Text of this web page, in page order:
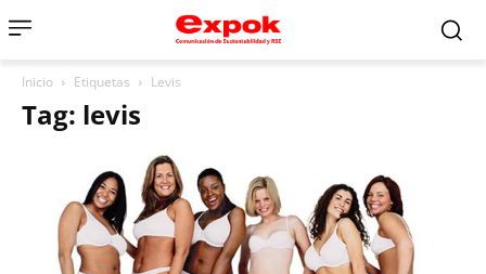
Inicio Etiquetas Levis
Tag: levis